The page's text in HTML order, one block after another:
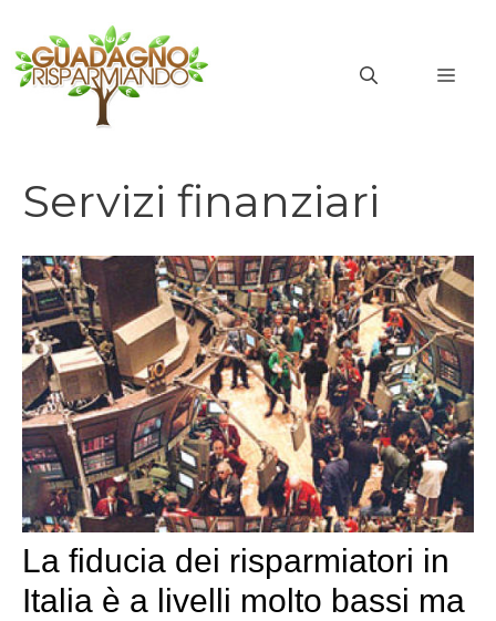
contenuto
Servizi finanziari
La fiducia dei risparmiatori in
Italia è a livelli molto bassi ma